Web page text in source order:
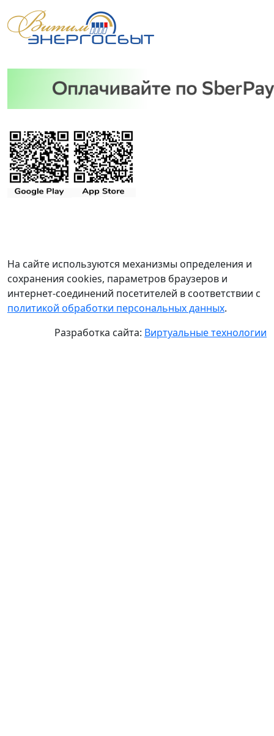
На сайте используются механизмы определения и
сохранения cookies, параметров браузеров и
интернет-соединений посетителей в соответствии с
политикой обработки персональных данных.
Разработка сайта: Виртуальные технологии